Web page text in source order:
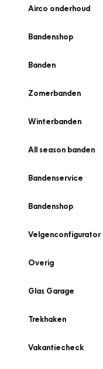
Airco onderhoud
Bandenshop
Banden
Zomerbanden
Winterbanden
All season banden
Bandenservice
Bandenshop
Velgenconfigurator
Overig
Glas Garage
Trekhaken
Vakantiecheck